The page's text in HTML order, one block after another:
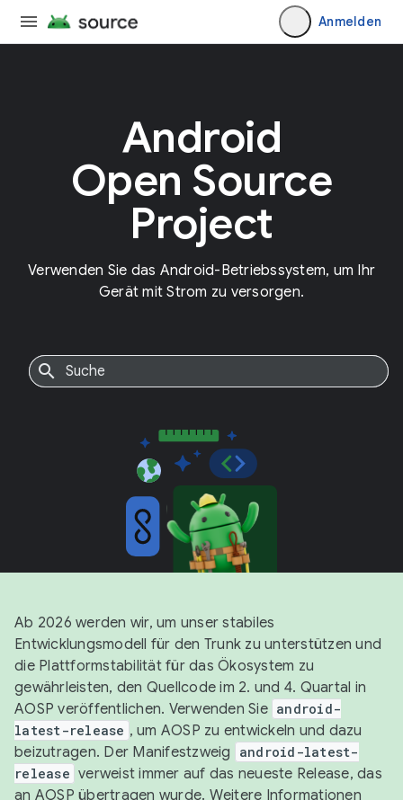
Anmelden
Android
Open Source
Project
Verwenden Sie das Android-Betriebssystem, um Ihr
Gerät mit Strom zu versorgen.
Ab 2026 werden wir, um unser stabiles
Entwicklungsmodell für den Trunk zu unterstützen und
die Plattformstabilität für das Ökosystem zu
gewährleisten, den Quellcode im 2. und 4. Quartal in
AOSP veröffentlichen. Verwenden Sie android-
latest-release , um AOSP zu entwickeln und dazu
beizutragen. Der Manifestzweig
android-latest-
release verweist immer auf das neueste Release, das
an AOSP übertragen wurde. Weitere Informationen